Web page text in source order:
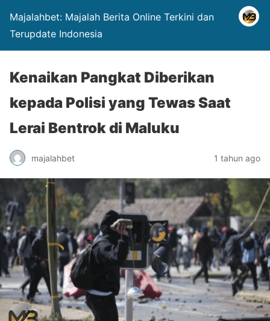
Majalahbet: Majalah Berita Online Terkini dan
Terupdate Indonesia
Kenaikan Pangkat Diberikan
kepada Polisi yang Tewas Saat
Lerai Bentrok di Maluku
majalahbet 1 tahun ago